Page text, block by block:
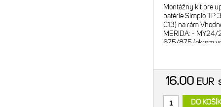
Montážny kit pre
batérie Simplo TP
C13) na rám
MERIDA: - MY24/
675/875 (okrem
XShort) - MY24/
16.00 EUR
DO